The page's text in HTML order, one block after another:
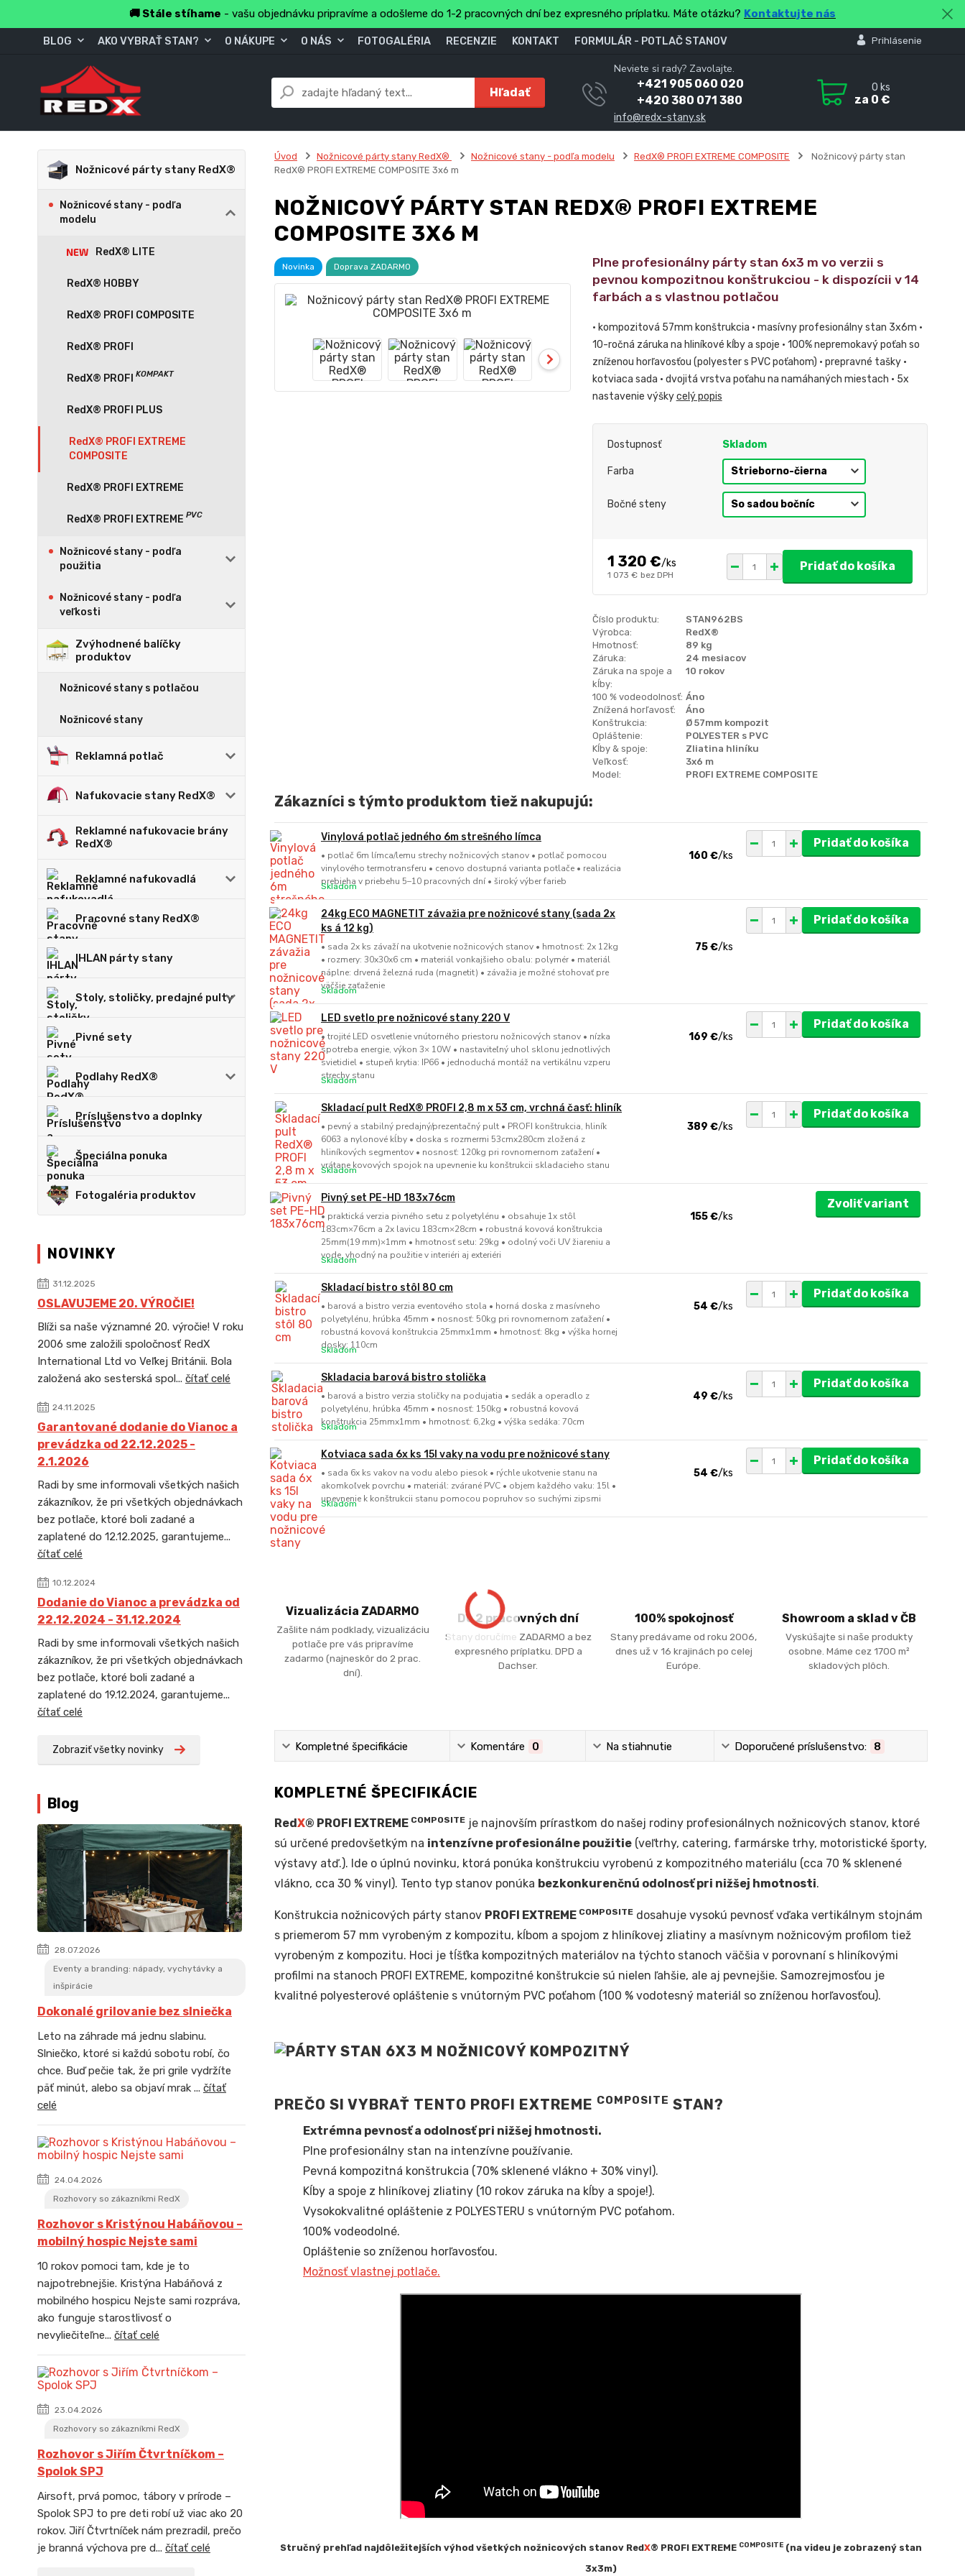
🚚 Stále stíhame - vašu objednávku pripravíme a odošleme do 1-2 pracovných dní bez expresného príplatku. Máte otázku? Kontaktujte nás
BLOG AKO VYBRAŤ STAN? O NÁKUPE O NÁS FOTOGALÉRIA RECENZIE KONTAKT FORMULÁR - POTLAČ STANOV Prihlásenie
Hľadať
Neviete si rady? Zavolajte.
+421 905 060 020
+420 380 071 380
info@redx-stany.sk
0 ks
za 0 €
Nožnicové párty stany RedX®
Nožnicové stany - podľa
modelu
RedX® LITE
RedX® HOBBY
RedX® PROFI COMPOSITE
RedX® PROFI
RedX® PROFI PLUS
RedX® PROFI EXTREME
COMPOSITE
RedX® PROFI EXTREME
Nožnicové stany - podľa
použitia
Nožnicové stany - podľa
veľkosti
Zvýhodnené balíčky
produktov
Nožnicové stany s potlačou
Nožnicové stany
Reklamná potlač
Nafukovacie stany RedX®
Reklamné nafukovacie brány
RedX®
Reklamné nafukovadlá
Pracovné stany RedX®
IHLAN párty stany
Stoly, stoličky, predajné pulty
Pivné sety
Podlahy RedX®
Príslušenstvo a doplnky
Špeciálna ponuka
Fotogaléria produktov
NOVINKY
31.12.2025
OSLAVUJEME 20. VÝROČIE!
Blíži sa naše významné 20. výročie! V roku
2006 sme založili spoločnosť RedX
International Ltd vo Veľkej Británii. Bola
založená ako sesterská spol... čítať celé
24.11.2025
Garantované dodanie do Vianoc a
prevádzka od 22.12.2025 -
2.1.2026
Radi by sme informovali všetkých našich
zákazníkov, že pri všetkých objednávkach
bez potlače, ktoré boli zadané a
zaplatené do 12.12.2025, garantujeme...
čítať celé
10.12.2024
Dodanie do Vianoc a prevádzka od
22.12.2024 - 31.12.2024
Radi by sme informovali všetkých našich
zákazníkov, že pri všetkých objednávkach
bez potlače, ktoré boli zadané a
zaplatené do 19.12.2024, garantujeme...
čítať celé
Zobraziť všetky novinky
Blog
28.07.2026
Eventy a branding: nápady, vychytávky a
inšpirácie
Dokonalé grilovanie bez slniečka
Leto na záhrade má jednu slabinu.
Slniečko, ktoré si každú sobotu robí, čo
chce. Buď pečie tak, že pri grile vydržíte
päť minút, alebo sa objaví mrak ... čítať
celé
24.04.2026
Rozhovory so zákazníkmi RedX
Rozhovor s Kristýnou Habáňovou –
mobilný hospic Nejste sami
10 rokov pomoci tam, kde je to
najpotrebnejšie. Kristýna Habáňová z
mobilného hospicu Nejste sami rozpráva,
ako funguje starostlivosť o
nevyliečiteľne... čítať celé
23.04.2026
Rozhovory so zákazníkmi RedX
Rozhovor s Jiřím Čtvrtníčkom –
Spolok SPJ
Airsoft, prvá pomoc, tábory v prírode –
Spolok SPJ to pre deti robí už viac ako 20
rokov. Jiří Čtvrtníček nám prezradil, prečo
je branná výchova pre d... čítať celé
Úvod Nožnicové párty stany RedX® Nožnicové stany - podľa modelu RedX® PROFI EXTREME COMPOSITE
Nožnicový párty stan
RedX® PROFI EXTREME COMPOSITE 3x6 m
NOŽNICOVÝ PÁRTY STAN REDX® PROFI EXTREME
COMPOSITE 3X6 M
Novinka Doprava ZADARMO
Plne profesionálny párty stan 6x3 m vo verzii s
pevnou kompozitnou konštrukciou - k dispozícii v 14
farbách a s vlastnou potlačou
• kompozitová 57mm konštrukcia • masívny profesionálny stan 3x6m •
10-ročná záruka na hliníkové kĺby a spoje • 100% nepremokavý poťah so
zníženou horľavosťou (polyester s PVC poťahom) • prepravné tašky •
kotviaca sada • dvojitá vrstva poťahu na namáhaných miestach • 5x
nastavenie výškycelý popis
Dostupnosť Skladom
Farba
Bočné steny
1 320 €/ks
1 073 € bez DPH
Pridať do košíka
Číslo produktu:
STAN962BS
Výrobca:
RedX®
Hmotnosť:
89 kg
Záruka:
24 mesiacov
Záruka na spoje a
kĺby:
10 rokov
100 % vodeodolnosť: Áno
Znížená horľavosť:
Áno
Konštrukcia:
Ø 57mm kompozit
Opláštenie:
POLYESTER s PVC
Kĺby & spoje:
Zliatina hliníku
Veľkosť:
3x6 m
Model:
PROFI EXTREME COMPOSITE
Zákazníci s týmto produktom tiež nakupujú:
Vinylová potlač jedného 6m strešného límca
• potlač 6m límca/lemu strechy nožnicových stanov • potlač pomocou
vinylového termotransferu • cenovo dostupná varianta potlače • realizácia
prebieha v priebehu 5–10 pracovných dní • široký výber farieb
160 €/ks
Skladom
Pridať do košíka
24kg ECO MAGNETIT závažia pre nožnicové stany (sada 2x
ks á 12 kg)
• sada 2x ks závaží na ukotvenie nožnicových stanov • hmotnosť: 2x 12kg
• rozmery: 30x30x6 cm • materiál vonkajšieho obalu: polymér • materiál
náplne: drvená železná ruda (magnetit) • závažia je možné stohovať pre
väčšie zaťaženie
75 €/ks
Skladom
Pridať do košíka
LED svetlo pre nožnicové stany 220 V
• trojité LED osvetlenie vnútorného priestoru nožnicových stanov • nízka
spotreba energie, výkon 3× 10W • nastaviteľný uhol sklonu jednotlivých
svietidiel • stupeň krytia: IP66 • jednoduchá montáž na vertikálnu vzperu
strechy stanu
169 €/ks
Skladom
Pridať do košíka
Skladací pult RedX® PROFI 2,8 m x 53 cm, vrchná časť: hliník
• pevný a stabilný predajný/prezentačný pult • PROFI konštrukcia, hliník
6063 a nylonové kĺby • doska s rozmermi 53cmx280cm zložená z
hliníkových segmentov • nosnosť: 120kg pri rovnomernom zaťažení •
vrátane kovových spojok na upevnenie ku konštrukcii skladacieho stanu
389 €/ks
Skladom
Pridať do košíka
Pivný set PE-HD 183x76cm
• praktická verzia pivného setu z polyetylénu • obsahuje 1x stôl
183cm×76cm a 2x lavicu 183cm×28cm • robustná kovová konštrukcia
25mm(19 mm)×1mm • hmotnosť setu: 29kg • odolný voči UV žiareniu a
vode, vhodný na použitie v interiéri aj exteriéri
155 €/ks
Skladom
Zvoliť variant
Skladací bistro stôl 80 cm
• barová a bistro verzia eventového stola • horná doska z masívneho
polyetylénu, hrúbka 45mm • nosnosť: 50kg pri rovnomernom zaťažení •
robustná kovová konštrukcia 25mmx1mm • hmotnosť: 8kg • výška hornej
dosky: 110cm
54 €/ks
Skladom
Pridať do košíka
Skladacia barová bistro stolička
• barová a bistro verzia stoličky na podujatia • sedák a operadlo z
polyetylénu, hrúbka 45mm • nosnosť: 150kg • robustná kovová
konštrukcia 25mmx1mm • hmotnosť: 6,2kg • výška sedáka: 70cm
49 €/ks
Skladom
Pridať do košíka
Kotviaca sada 6x ks 15l vaky na vodu pre nožnicové stany
• sada 6x ks vakov na vodu alebo piesok • rýchle ukotvenie stanu na
akomkoľvek povrchu • materiál: zvárané PVC • objem každého vaku: 15l •
upevnenie k konštrukcii stanu pomocou popruhov so suchými zipsmi
54 €/ks
Skladom
Pridať do košíka
Vizualizácia ZADARMO
Zašlite nám podklady, vizualizáciu
potlače pre vás pripravíme
zadarmo (najneskôr do 2 prac.
dní).
Do 2 pracovných dní
Stany doručíme ZADARMO a bez
expresného príplatku. DPD a
Dachser.
100% spokojnosť
Stany predávame od roku 2006,
dnes už v 16 krajinách po celej
Európe.
Showroom a sklad v ČB
Vyskúšajte si naše produkty
osobne. Máme cez 1700 m²
skladových plôch.
Kompletné špecifikácie Komentáre 0 Na stiahnutie Doporučené príslušenstvo: 8
KOMPLETNÉ ŠPECIFIKÁCIE
RedX® PROFI EXTREME COMPOSITEje najnovším prírastkom do našej rodiny profesionálnych nožnicových stanov, ktoré
sú určené predovšetkým na intenzívne profesionálne použitie(veľtrhy, catering, farmárske trhy, motoristické športy,
výstavy atď.). Ide o úplnú novinku, ktorá ponúka konštrukciu vyrobenú z kompozitného materiálu (cca 70 % sklenené
vlákno, cca 30 % vinyl). Tento typ stanov ponúka bezkonkurenčnú odolnosť pri nižšej hmotnosti.
Konštrukcia nožnicových párty stanov PROFI EXTREME COMPOSITEdosahuje vysokú pevnosť vďaka vertikálnym stojnám
s priemerom 57 mm vyrobeným z kompozitu, kĺbom a spojom z hliníkovej zliatiny a masívnym nožnicovým profilom tiež
vyrobeným z kompozitu. Hoci je tĺšťka kompozitných materiálov na týchto stanoch väčšia v porovnaní s hliníkovými
profilmi na stanoch PROFI EXTREME, kompozitné konštrukcie sú nielen ľahšie, ale aj pevnejšie. Samozrejmosťou je
kvalitné polyesterové opláštenie s vnútorným PVC poťahom (100 % vodotesný materiál so zníženou horľavosťou).
PREČO SI VYBRAŤ TENTO PROFI EXTREME COMPOSITE STAN?
Extrémna pevnosť a odolnosť pri nižšej hmotnosti.
Plne profesionálny stan na intenzívne používanie.
Pevná kompozitná konštrukcia (70% sklenené vlákno + 30% vinyl).
Kĺby a spoje z hliníkovej zliatiny (10 rokov záruka na kĺby a spoje!).
Vysokokvalitné opláštenie z POLYESTERU s vnútorným PVC poťahom.
100% vodeodolné.
Opláštenie so zníženou horľavosťou.
Možnosť vlastnej potlače.
Stručný prehľad najdôležitejších výhod všetkých nožnicových stanov RedX® PROFI EXTREME COMPOSITE(na videu je zobrazený stan
3x3m)